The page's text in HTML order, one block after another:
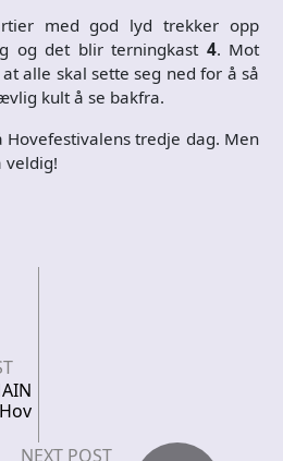
med god lyd trekker opp
og det blir terningkast 4. Mot
alle skal sette seg ned for å så
kult å se bakfra.
Hovefestivalens tredje dag. Men
veldig!
NEXT POST